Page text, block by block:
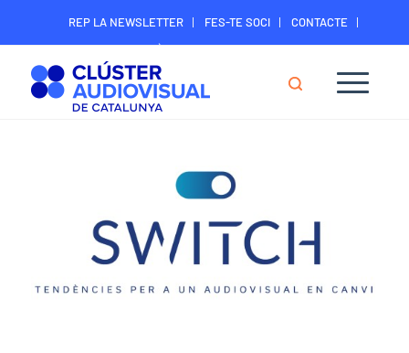
REP LA NEWSLETTER FES-TE SOCI
CONTACTE
ÀREA DIGITAL SOCIS